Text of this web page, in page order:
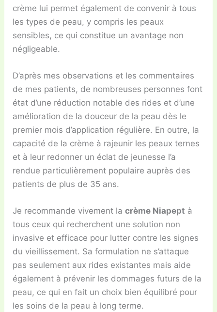
crème lui permet également de convenir à tous
les types de peau, y compris les peaux
sensibles, ce qui constitue un avantage non
négligeable.
D’après mes observations et les commentaires
de mes patients, de nombreuses personnes font
état d’une réduction notable des rides et d’une
amélioration de la douceur de la peau dès le
premier mois d’application régulière. En outre, la
capacité de la crème à rajeunir les peaux ternes
et à leur redonner un éclat de jeunesse l’a
rendue particulièrement populaire auprès des
patients de plus de 35 ans.
Je recommande vivement lacrème Niapept à
tous ceux qui recherchent une solution non
invasive et efficace pour lutter contre les signes
du vieillissement. Sa formulation ne s’attaque
pas seulement aux rides existantes mais aide
également à prévenir les dommages futurs de la
peau, ce qui en fait un choix bien équilibré pour
les soins de la peau à long terme.